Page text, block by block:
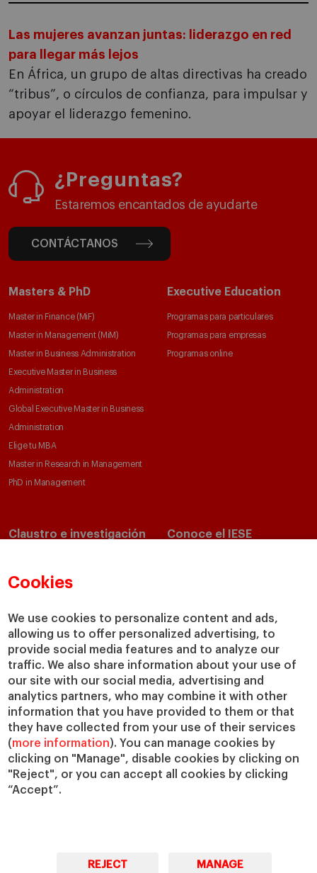
Cookies
We use cookies to personalize content and ads,
allowing us to offer personalized advertising, to
provide social media features and to analyze our
traffic. We also share information about your use of
our site with our social media, advertising and
analytics partners, who may combine it with other
information that you have provided to them or that
they have collected from your use of their services
(more information). You can manage cookies by
clicking on "Manage", disable cookies by clicking on
"Reject", or you can accept all cookies by clicking
“Accept”.
REJECT MANAGE
Las mujeres avanzan juntas: liderazgo en red
para llegar más lejos
En África, un grupo de altas directivas ha creado
“tribus”, o círculos de confianza, para impulsar y
apoyar el liderazgo femenino.
¿Preguntas?
Estaremos encantados de ayudarte
CONTÁCTANOS
Masters & PhD
Master in Finance (MiF)
Master in Management (MiM)
Master in Business Administration
Executive Master in Business
Administration
Global Executive Master in Business
Administration
Elige tu MBA
Master in Research in Management
PhD in Management
Executive Education
Programas para particulares
Programas para empresas
Programas online
Claustro e investigación
Departamentos académicos
Cátedras
IESE Insight
IESE Publishing
Conoce el IESE
Nuestro impacto
Colabora con el IESE
Servicios
Biblioteca
Canal de Compliance
Capellanía
IESE Shop
Jobs @IESE
Préstamos y becas